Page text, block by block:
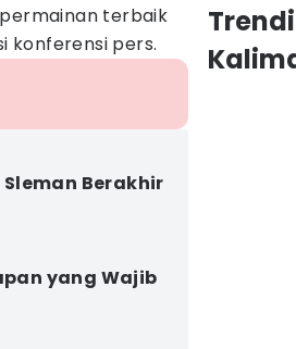
terbaik
konferensi pers.
Sleman Berakhir
yang Wajib